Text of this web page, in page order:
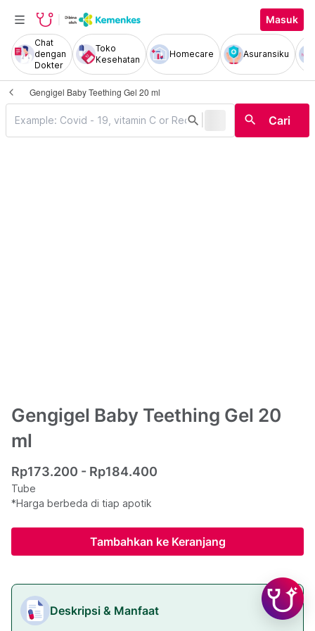
Masuk
Chat
dengan
Dokter
Toko
Kesehatan
Homecare Asuransiku
Gengigel Baby Teething Gel 20 ml
search search Cari
Gengigel Baby Teething Gel 20
ml
Rp173.200 - Rp184.400
Tube
*Harga berbeda di tiap apotik
Tambahkan ke Keranjang
Deskripsi & Manfaat